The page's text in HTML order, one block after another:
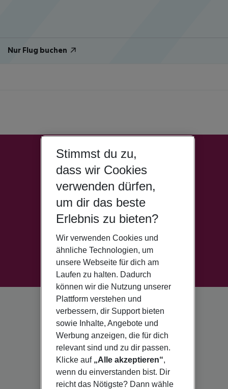
Nur Flug buchen
Stimmst du zu,
dass wir Cookies
verwenden dürfen,
um dir das beste
Erlebnis zu bieten?
Wir verwenden Cookies und
ähnliche Technologien, um
unsere Webseite für dich am
Laufen zu halten. Dadurch
können wir die Nutzung unserer
Plattform verstehen und
verbessern, dir Support bieten
sowie Inhalte, Angebote und
Werbung anzeigen, die für dich
relevant sind und zu dir passen.
Klicke auf „Alle akzeptieren“,
wenn du einverstanden bist. Dir
reicht das Nötigste? Dann wähle